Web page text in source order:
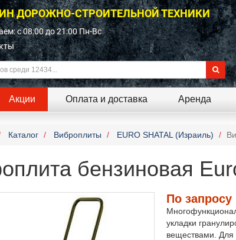
ДОРОЖНО-СТРОИТЕЛЬНОЙ ТЕХНИКИ
c 08:00 до 21:00 Пн-Вс
Акции Оплата и доставка Аренда
Каталог Виброплиты EURO SHATAL (Израиль)
бензиновая
По запросу
укладки
веществами. Для